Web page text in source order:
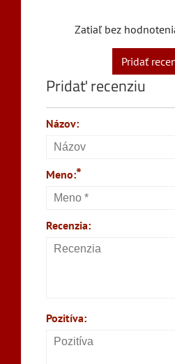
Zatiaľ bez
Pridať
Pridať recenziu
Názov:
Meno:*
Recenzia:
Pozitíva: